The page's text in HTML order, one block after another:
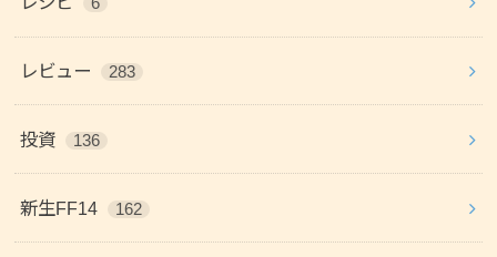
レビュー 283
投資 136
新生FF14 162